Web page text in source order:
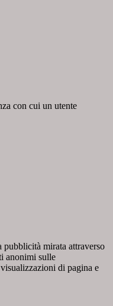
con cui un utente
pubblicità mirata attraverso
anonimi sulle
di pagina e